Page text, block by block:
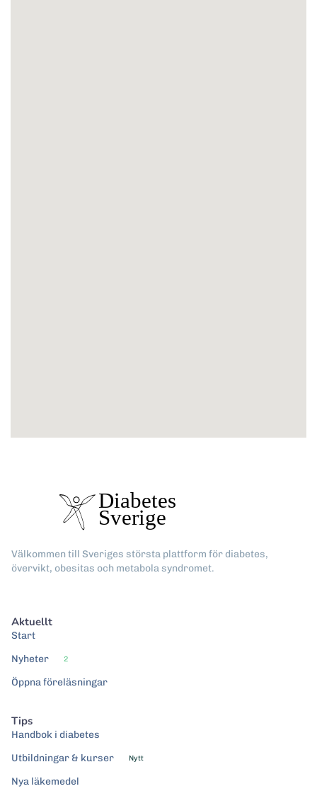
Välkommen till Sveriges största plattform för diabetes,
övervikt, obesitas och metabola syndromet.
Aktuellt
Start
Nyheter
2
Öppna föreläsningar
Tips
Handbok i diabetes
Utbildningar & kurser
Nytt
Nya läkemedel